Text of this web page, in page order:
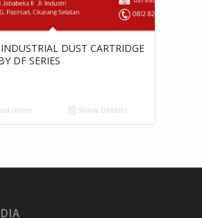
DUST CARTRIDGE
DF SERIES
more Show Details